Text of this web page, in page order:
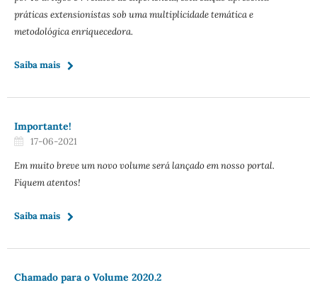
práticas extensionistas sob uma multiplicidade temática e
metodológica enriquecedora.
Saiba mais
Importante!
17-06-2021
Em muito breve um novo volume será lançado em nosso portal.
Fiquem atentos!
Saiba mais
Chamado para o Volume 2020.2